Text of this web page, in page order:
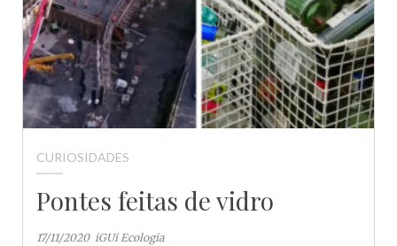
CURIOSIDADES
Pontes feitas de vidro
17/11/2020 iGUi Ecologia